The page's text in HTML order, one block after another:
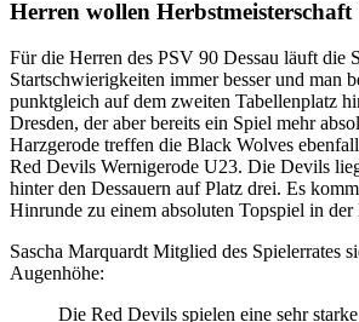
Herren wollen Herbstmeisterschaft
Für die Herren des PSV 90 Dessau läuft die
Startschwierigkeiten immer besser und man
punktgleich auf dem zweiten Tabellenplatz
Dresden, der aber bereits ein Spiel mehr
Harzgerode treffen die Black Wolves
Red Devils Wernigerode U23. Die Devils
hinter den Dessauern auf Platz drei. Es
Hinrunde zu einem absoluten Topspiel in der
Sascha Marquardt Mitglied des Spielerrates
Augenhöhe:
Die Red Devils spielen eine sehr